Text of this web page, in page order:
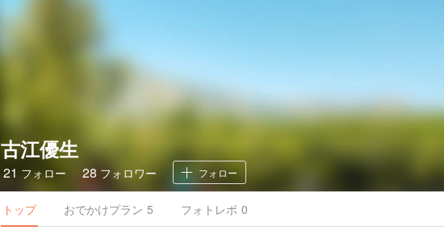
古江優生
21 フォロー 28 フォロワー フォロー
トップ おでかけプラン 5 フォトレポ 0